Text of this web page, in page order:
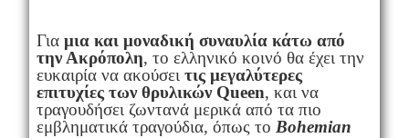
Για μια και μοναδική συναυλία κάτω από
την Ακρόπολη, το ελληνικό κοινό θα έχει την
ευκαιρία να ακούσει τις μεγαλύτερες
επιτυχίες των θρυλικών Queen, και να
τραγουδήσει ζωντανά μερικά από τα πιο
εμβληματικά τραγούδια, όπως το Bohemian